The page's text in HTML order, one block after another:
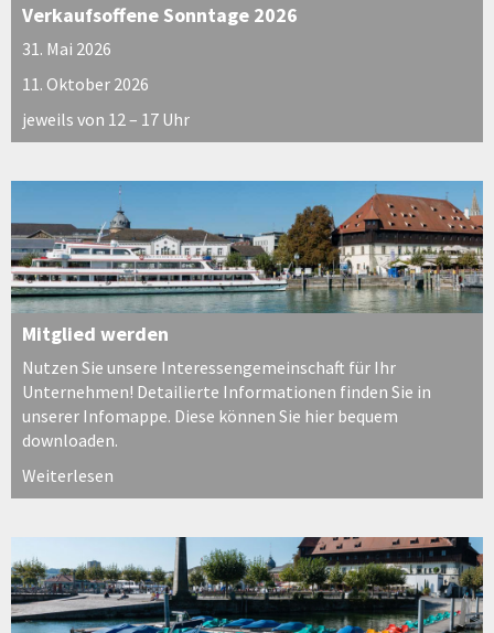
Verkaufsoffene Sonntage 2026
31. Mai 2026
11. Oktober 2026
jeweils von 12 – 17 Uhr
Mitglied werden
Nutzen Sie unsere Interessengemeinschaft für Ihr
Unternehmen! Detailierte Informationen finden Sie in
unserer Infomappe. Diese können Sie hier bequem
downloaden.
Weiterlesen